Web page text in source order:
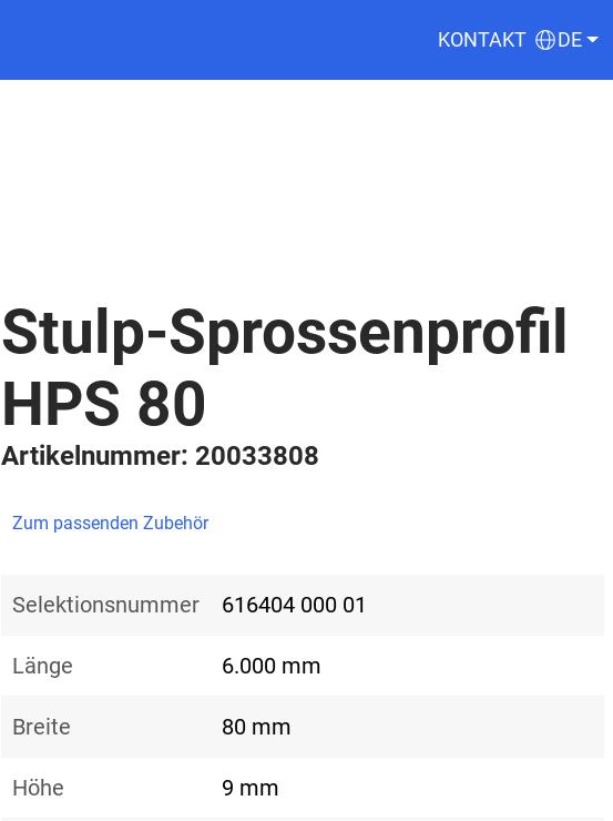
KONTAKT DE
Stulp-Sprossenprofil
HPS 80
Artikelnummer: 20033808
Zum passenden Zubehör
Selektionsnummer 616404 000 01
Länge 6.000 mm
Breite 80 mm
Höhe 9 mm